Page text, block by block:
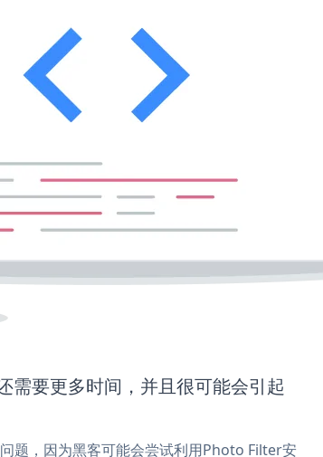
要更多时间，并且很可能会引起
题，因为黑客可能会尝试利用Photo Filter安